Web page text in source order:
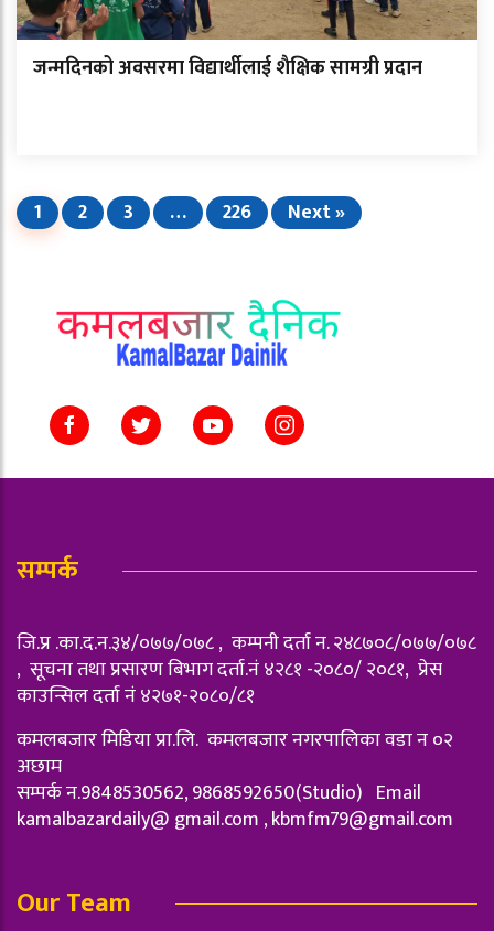
जन्मदिनको अवसरमा विद्यार्थीलाई शैक्षिक सामग्री प्रदान
1 2 3 … 226 Next »
सम्पर्क
जि.प्र .का.द.न.३४/०७७/०७८ , कम्पनी दर्ता न‌. २४८७०८/०७७/०७८
, सूचना तथा प्रसारण बिभाग दर्ता.नं ४२८१ -२०८०/ २०८१, प्रेस
काउन्सिल दर्ता नं ४२७१-२०८०/८१
कमलबजार मिडिया प्रा.लि. कमलबजार नगरपालिका वडा न‌ ०२
अछाम
सम्पर्क न.9848530562, 9868592650(Studio) Email
kamalbazardaily@ gmail.com ,kbmfm79@gmail.com
Our Team